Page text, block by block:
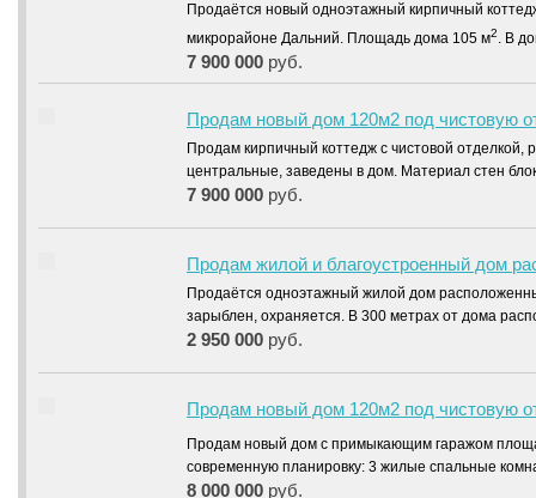
Продаётся новый одноэтажный кирпичный
микрорайоне Дальний. Площадь дома 105 м2. В
7 900 000 руб.
Продам новый дом 120м2 под чистовую
Продам кирпичный коттедж с чистовой
центральные, заведены в дом. Материал стен
7 900 000 руб.
Продам жилой и благоустроенный дом
Продаётся одноэтажный жилой дом
зарыблен, охраняется. В 300 метрах от дома
2 950 000 руб.
Продам новый дом 120м2 под чистовую
Продам новый дом с примыкающим гаражом
современную планировку: 3 жилые спальные
8 000 000 руб.